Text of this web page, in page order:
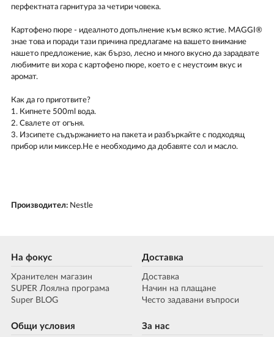
перфектната гарнитура за четири човека.
Картофено пюре - идеалното допълнение към всяко ястие. MAGGI®
знае това и поради тази причина предлагаме на вашето внимание
нашето предложение, как бързо, лесно и много вкусно да зарадвате
любимите ви хора с картофено пюре, което е с неустоим вкус и
аромат.
Как да го приготвите?
1. Кипнете 500ml вода.
2. Свалете от огъня.
3. Изсипете съдържанието на пакета и разбъркайте с подходящ
прибор или миксер.Не е необходимо да добавяте сол и масло.
Производител:Nestle
На фокус
Хранителен магазин
SUPER Лоялна програма
Super BLOG
Доставка
Доставка
Начин на плащане
Често задавани въпроси
Общи условия За нас